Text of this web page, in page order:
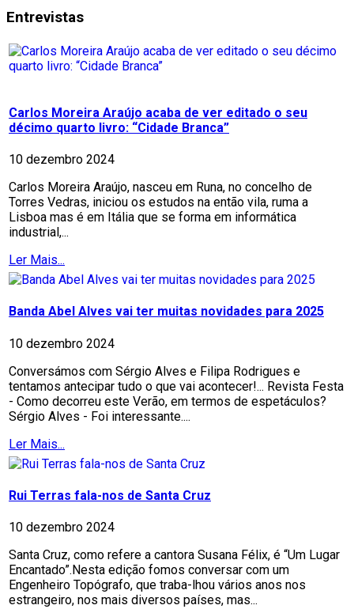
Entrevistas
Carlos Moreira Araújo acaba de ver editado o seu
décimo quarto livro: “Cidade Branca”
10 dezembro 2024
Carlos Moreira Araújo, nasceu em Runa, no concelho de
Torres Vedras, iniciou os estudos na então vila, ruma a
Lisboa mas é em Itália que se forma em informática
industrial,...
Ler Mais...
Banda Abel Alves vai ter muitas novidades para 2025
10 dezembro 2024
Conversámos com Sérgio Alves e Filipa Rodrigues e
tentamos antecipar tudo o que vai acontecer!... Revista Festa
- Como decorreu este Verão, em termos de espetáculos?
Sérgio Alves - Foi interessante....
Ler Mais...
Rui Terras fala-nos de Santa Cruz
10 dezembro 2024
Santa Cruz, como refere a cantora Susana Félix, é “Um Lugar
Encantado”.Nesta edição fomos conversar com um
Engenheiro Topógrafo, que traba-lhou vários anos nos
estrangeiro, nos mais diversos países, mas...